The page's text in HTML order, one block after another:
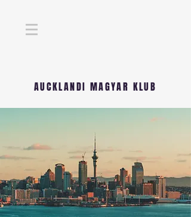
AUCKLANDI MAGYAR KLUB